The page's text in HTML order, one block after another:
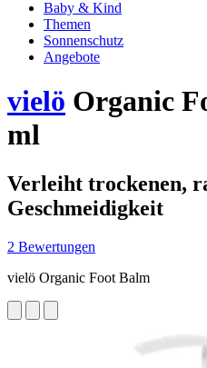
Baby & Kind
Themen
Sonnenschutz
Angebote
vielö Organic
ml
Verleiht trockenen,
Geschmeidigkeit
2 Bewertungen
vielö Organic Foot Balm